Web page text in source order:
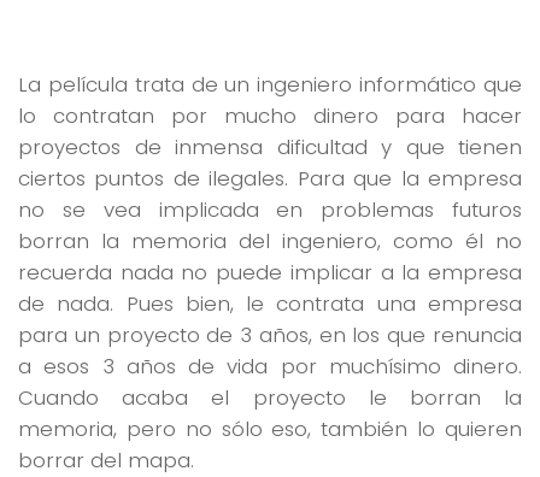
La película trata de un ingeniero informático que
lo contratan por mucho dinero para hacer
proyectos de inmensa dificultad y que tienen
ciertos puntos de ilegales. Para que la empresa
no se vea implicada en problemas futuros
borran la memoria del ingeniero, como él no
recuerda nada no puede implicar a la empresa
de nada. Pues bien, le contrata una empresa
para un proyecto de 3 años, en los que renuncia
a esos 3 años de vida por muchísimo dinero.
Cuando acaba el proyecto le borran la
memoria, pero no sólo eso, también lo quieren
borrar del mapa.